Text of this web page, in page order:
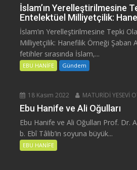
İslam’ın Yerelleştirilmesine
Entelektüel Milliyetçilik:
İslam’ın Yerelleştirilmesine Tepki
Milliyetçilik: Hanefilik Örneği Şaban
fetihler sırasında İslam,...
EBU HANİFE Gündem
18 Kasım 2022 MATURİDİ YESEVİ
Ebu Hanife ve Ali Oğulları
Ebu Hanife ve Ali Oğulları Prof. Dr.
b. Ebî Tâlib’in soyuna büyük...
EBU HANİFE